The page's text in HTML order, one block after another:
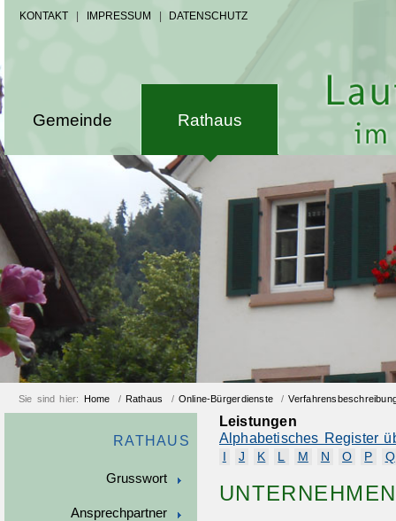
KONTAKT IMPRESSUM DATENSCHUTZ
Gemeinde Rathaus
Sie sind hier: Home / Rathaus / Online-Bürgerdienste /
RATHAUS
Grusswort
Ansprechpartner
Leistungen
Alphabetisches Register
J K L M N O P Q